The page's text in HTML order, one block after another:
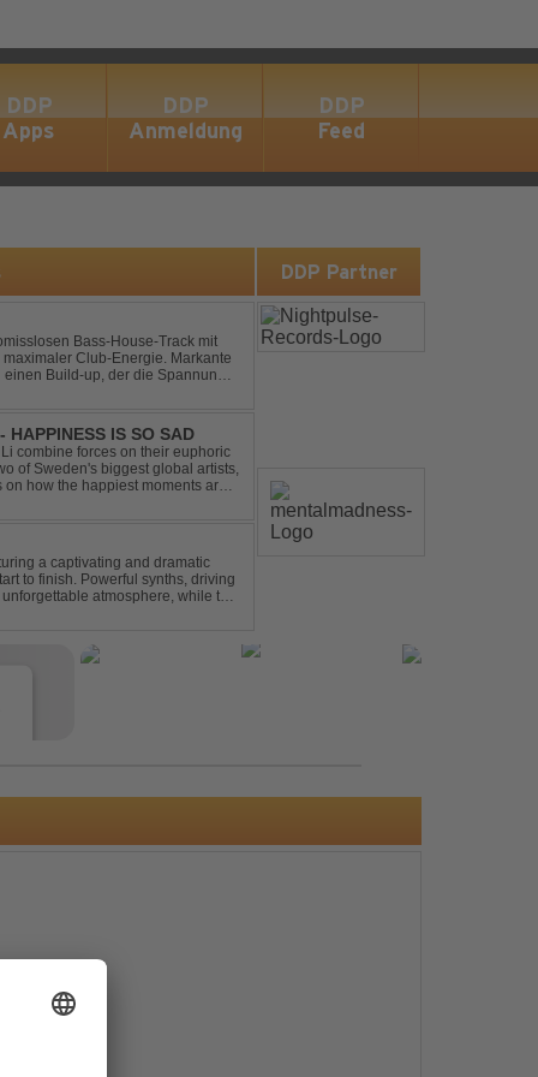
DDP
Apps
DDP
Anmeldung
DDP
Feed
Bass-House-Track mit
Club-Energie. Markante
Build-up, der die Spannung
HAPPINESS IS SO SAD
combine forces on their euphoric
of Sweden's biggest global artists,
how the happiest moments are
a captivating and dramatic
to finish. Powerful synths, driving
atmosphere, while the
DDP Partner